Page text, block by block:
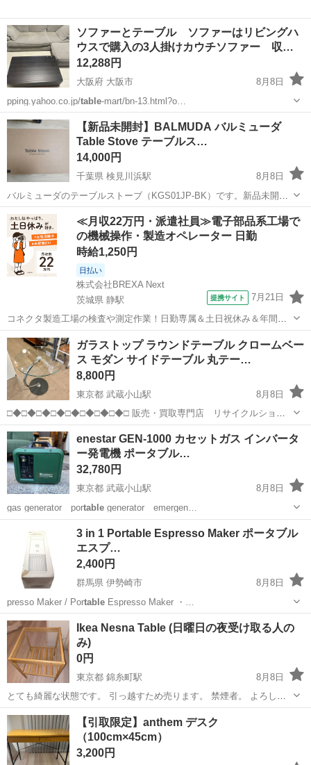
ソファーとテーブル ソファーはリビングハ
ウスで購入の3人掛けカウチソファー 収…
12,288円
大阪府 大阪市
8月8日
pping.yahoo.co.jp/table-mart/bn-13.html?o…
大阪 大阪市 ソファ
【新品未開封】BALMUDA バルミューダ
Table Stove テーブルス…
14,000円
千葉県 検見川浜駅
8月8日
バルミューダのテーブルストーブ（KGS01JP-BK）です。新品未開封
の状態で保管しております。スタイリッシュなデザインで、食卓を彩
るカセットコンロです。 【ブランド】BALMUDA 【商品名】Table
Stove 【型...
千葉 千葉市 検見川浜駅 生活家電 Stove
≪月収22万円・派遣社員≫電子部品系工場で
の機械操作・製造オペレーター 日勤
時給1,250円
日払い
株式会社BREXA Next
茨城県 静駅
提携サイト 7月21日
コネクタ製造工場の検査や測定作業！日勤専属＆土日祝休み＆年間休
日128日★クリーンルーム内作業★マイカー通勤OK＆無料駐車場あり
★就業先食堂利用可！日払い制度あり！《茨城県常陸大宮市》 人気の
工場のお仕事 ◇コネクタ製造工...
茨城 常陸大宮市 静駅 その他
ガラストップ ラウンドテーブル クロームベー
ス モダン サイドテーブル 丸テー…
8,800円
東京都 武蔵小山駅
8月8日
□◆□◆□◆□◆□◆□◆□◆□◆□ 販売・買取専門店 リサイクルショッ
プ ランバールーム LUMBER ROOM 積み込み等で店頭に車停めれま
す◎ 積み込みお手伝い可能です♪配送も承ります！ 品川区武蔵小山...
東京 品川区 サイドテーブル
enestar GEN-1000 カセットガス インバータ
ー発電機 ポータブル…
32,780円
東京都 武蔵小山駅
8月8日
gas generator portablegenerator emergen…
3 in 1 Portable Espresso Maker ポータブル
エスプ…
2,400円
群馬県 伊勢崎市
8月8日
presso Maker / PortableEspresso Maker ・…
群馬 伊勢崎市
Ikea Nesna Table (日曜日の夜受け取る人の
み)
0円
東京都 錦糸町駅
8月8日
とても綺麗な状態です。 引っ越すため売ります。 禁煙者。 よろしく
お願いします。
東京 江東区 錦糸町駅
【引取限定】anthem デスク
（100cm×45cm）
3,200円